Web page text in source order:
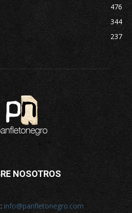
476
344
237
NOSOTROS
info@panfletonegro.com